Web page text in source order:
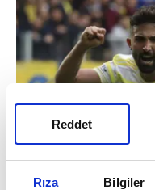
Rıza Bilgiler
Reddet